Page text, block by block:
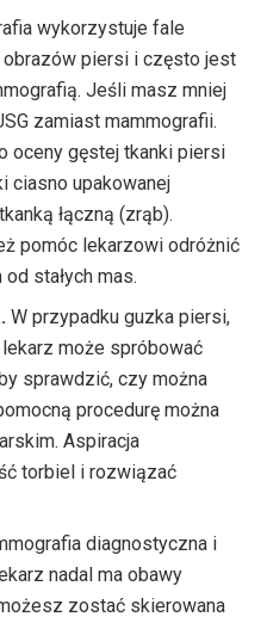
wykorzystuje fale
piersi i często jest
Jeśli masz mniej
zamiast mammografii.
oceny gęstej tkanki piersi
ciasno upakowanej
łączną (zrąb).
pomóc lekarzowi odróżnić
stałych mas.
W przypadku guzka piersi,
może spróbować
sprawdzić, czy można
procedurę można
Aspiracja
torbiel i rozwiązać
diagnostyczna i
nadal ma obawy
zostać skierowana